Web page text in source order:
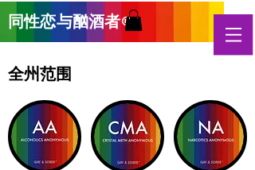
同性恋与酗酒者®
全州范围